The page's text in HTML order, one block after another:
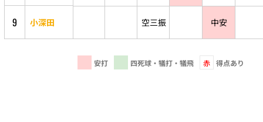
9 小深田 空三振 中安
安打 四死球・犠打・犠飛 赤 得点あり